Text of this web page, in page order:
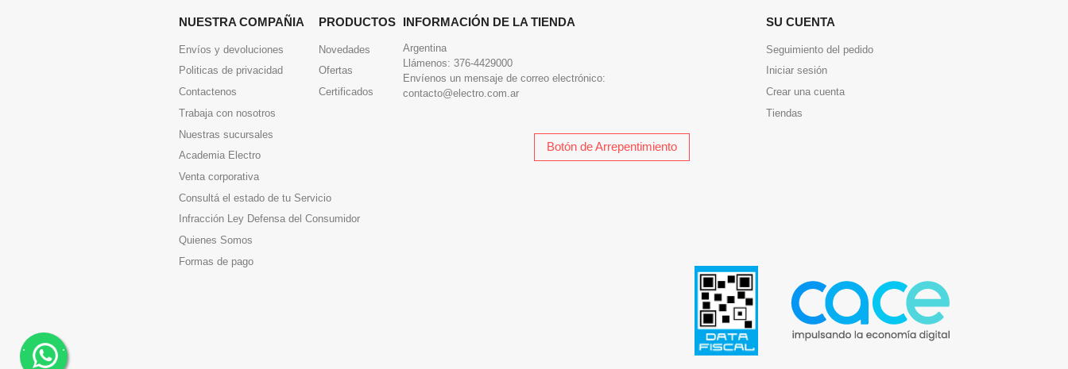
NUESTRA COMPAÑIA
Envíos y devoluciones
Politicas de privacidad
Contactenos
Trabaja con nosotros
Nuestras sucursales
Academia Electro
Venta corporativa
Consultá el estado de tu Servicio
Infracción Ley Defensa del Consumidor
Quienes Somos
Formas de pago
PRODUCTOS
Novedades
Ofertas
Certificados
INFORMACIÓN DE LA TIENDA
Argentina
Llámenos: 376-4429000
Envíenos un mensaje de correo electrónico:
contacto@electro.com.ar
SU CUENTA
Seguimiento del pedido
Iniciar sesión
Crear una cuenta
Tiendas
Botón de Arrepentimiento
. .